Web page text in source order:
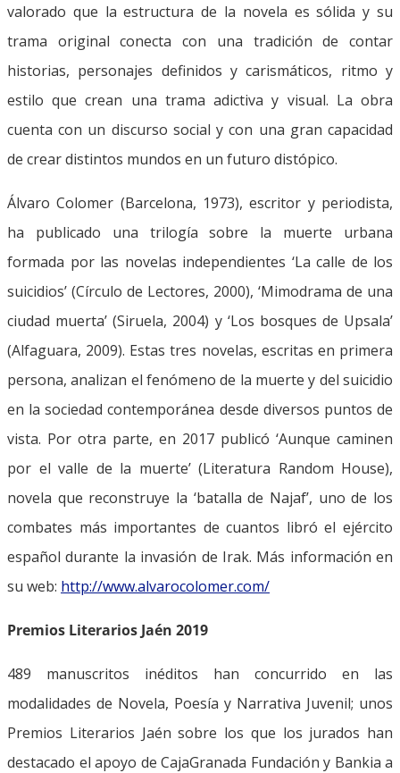
valorado que la estructura de la novela es sólida y su
trama original conecta con una tradición de contar
historias, personajes definidos y carismáticos, ritmo y
estilo que crean una trama adictiva y visual. La obra
cuenta con un discurso social y con una gran capacidad
de crear distintos mundos en un futuro distópico.
Álvaro Colomer (Barcelona, 1973), escritor y periodista,
ha publicado una trilogía sobre la muerte urbana
formada por las novelas independientes ‘La calle de los
suicidios’ (Círculo de Lectores, 2000), ‘Mimodrama de una
ciudad muerta’ (Siruela, 2004) y ‘Los bosques de Upsala’
(Alfaguara, 2009). Estas tres novelas, escritas en primera
persona, analizan el fenómeno de la muerte y del suicidio
en la sociedad contemporánea desde diversos puntos de
vista. Por otra parte, en 2017 publicó ‘Aunque caminen
por el valle de la muerte’ (Literatura Random House),
novela que reconstruye la ‘batalla de Najaf’, uno de los
combates más importantes de cuantos libró el ejército
español durante la invasión de Irak. Más información en
su web: http://www.alvarocolomer.com/
Premios Literarios Jaén 2019
489 manuscritos inéditos han concurrido en las
modalidades de Novela, Poesía y Narrativa Juvenil; unos
Premios Literarios Jaén sobre los que los jurados han
destacado el apoyo de CajaGranada Fundación y Bankia a